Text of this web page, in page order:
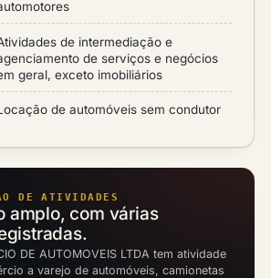
de intermediação e
de serviços e negócios
geral, exceto imobiliários
de automóveis sem condutor
DE ATIVIDADES
amplo, com várias
DE AUTOMOVEIS LTDA tem atividade
a varejo de automóveis, camionetas